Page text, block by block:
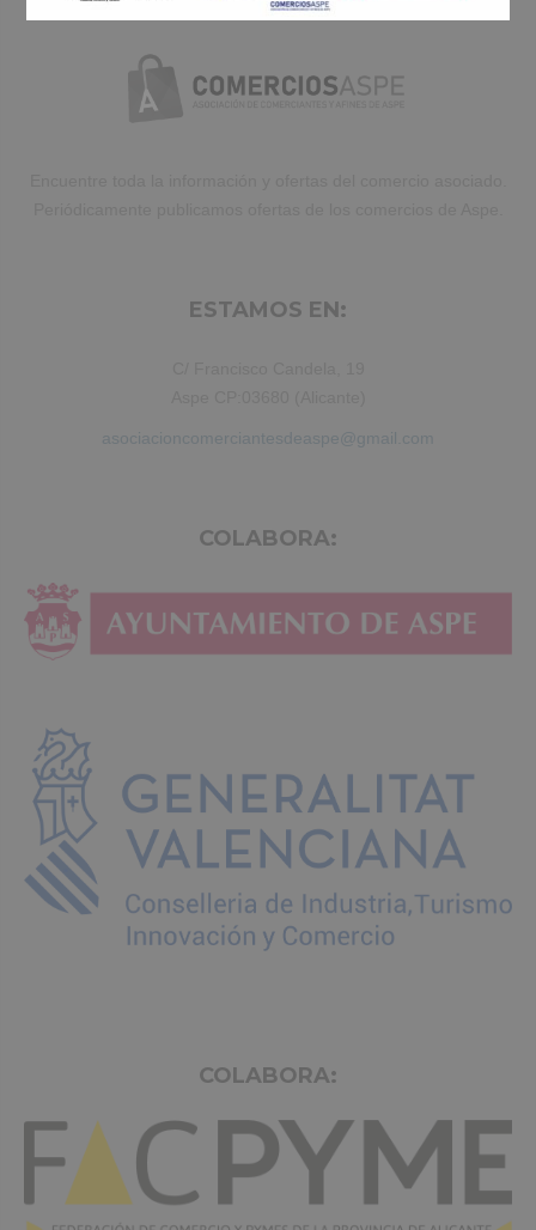
exercitation ullamco laboris nisi ut
aliquip ex ea commodo consequat.
Duis aute irure dolor in reprehenderit.
ESTAMOS EN:
asociacioncomerciantesdeaspe@gmail.com
COLABORA:
COLABORA: